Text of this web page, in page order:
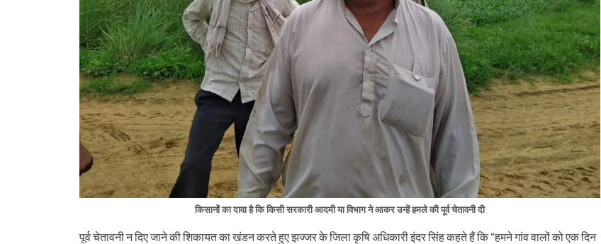
किसानों का दावा है कि किसी सरकारी आदमी या विभाग ने आकर उन्हें हमले की पूर्व चेतावनी दी
पूर्व चेतावनी न दिए जाने की शिकायत का खंडन करते हुए झज्जर के जिला कृषि अधिकारी इंदर सिंह कहते हैं कि “हमने गांव वालों को एक दिन